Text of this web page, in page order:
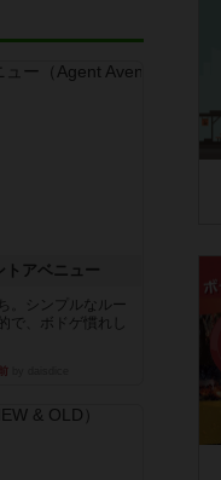
トアベニュー
。シンプルなルー
で、ボドゲ慣れし